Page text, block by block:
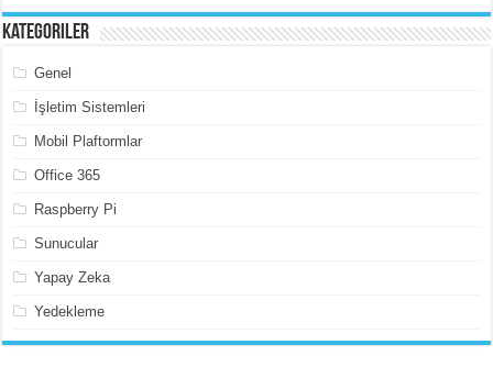
Kategoriler
Genel
İşletim Sistemleri
Mobil Plaftormlar
Office 365
Raspberry Pi
Sunucular
Yapay Zeka
Yedekleme